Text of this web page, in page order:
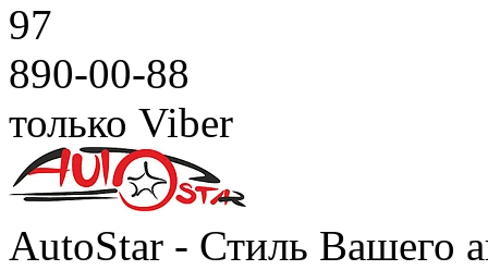
97
890-00-88
только Viber
AutoStar - Стиль Вашего